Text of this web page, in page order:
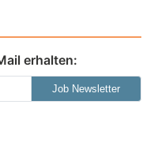
erhalten:
Job Newsletter